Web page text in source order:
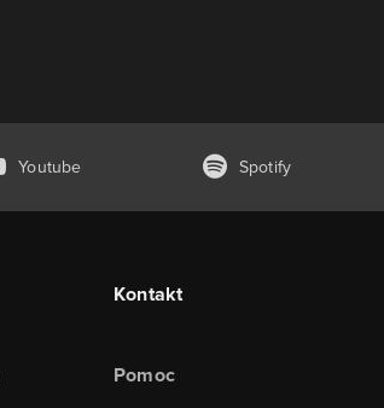
Youtube Spotify
Kontakt
Pomoc